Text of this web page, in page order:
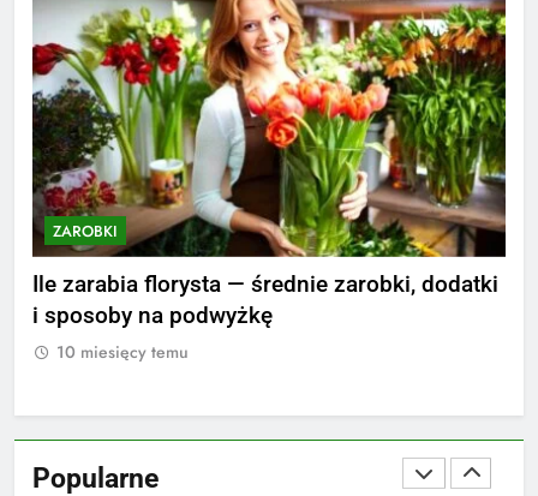
ZAROBKI
Ile zarabia florysta — średnie zarobki, dodatki
i sposoby na podwyżkę
10 miesięcy temu
Popularne
PRACA
1
Ile zarabia striptizer: poznaj
aktualne stawki męskiego
striptizera
ZAROBKI
2
Ile zarabia psycholog szkolny:
poznaj średnie zarobki na tym
stanowisku
ZAROBKI
Ile zarabia florysta — średnie
zarobki, dodatki i sposoby na